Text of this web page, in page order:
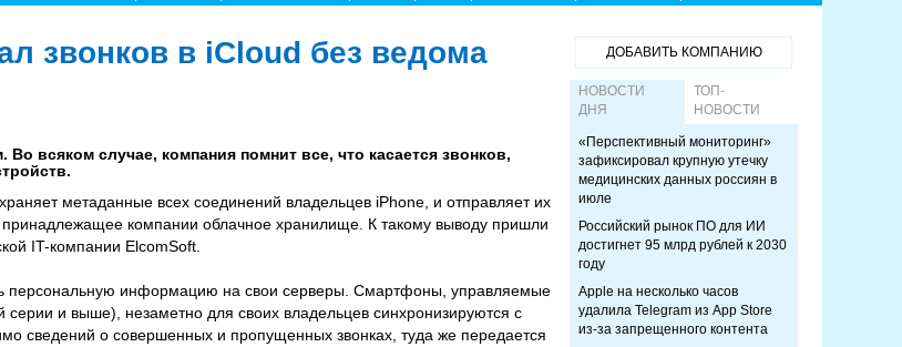
звонков в iCloud без ведома
всяком случае, компания помнит все, что касается звонков,
метаданные всех соединений владельцев iPhone, и отправляет их
компании облачное хранилище. К такому выводу пришли
IT-компании ElcomSoft.
персональную информацию на свои серверы. Смартфоны, управляемые
и выше), незаметно для своих владельцев синхронизируются с
сведений о совершенных и пропущенных звонках, туда же передается
ДОБАВИТЬ КОМПАНИЮ
НОВОСТИ
ДНЯ
ТОП-
НОВОСТИ
«Перспективный мониторинг»
зафиксировал крупную утечку
медицинских данных россиян в
июле
Российский рынок ПО для ИИ
достигнет 95 млрд рублей к 2030
году
Apple на несколько часов
удалила Telegram из App Store
из-за запрещенного контента